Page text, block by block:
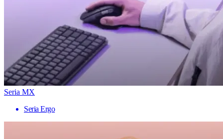
Seria MX
Seria Ergo